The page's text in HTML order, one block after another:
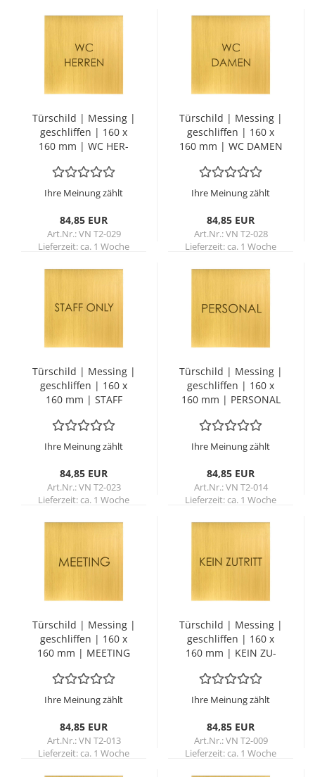
Tür­schild | Mes­sing |
ge­schlif­fen | 160 x
160 mm | WC HER­
Ihre Meinung zählt
84,85 EUR
Art.Nr.: VN T2-029
Lieferzeit:ca. 1 Woche
Tür­schild | Mes­sing |
ge­schlif­fen | 160 x
160 mm | WC DAMEN
Ihre Meinung zählt
84,85 EUR
Art.Nr.: VN T2-028
Lieferzeit:ca. 1 Woche
Tür­schild | Mes­sing |
ge­schlif­fen | 160 x
160 mm | STAFF
Ihre Meinung zählt
84,85 EUR
Art.Nr.: VN T2-023
Lieferzeit:ca. 1 Woche
Tür­schild | Mes­sing |
ge­schlif­fen | 160 x
160 mm | PER­SO­NAL
Ihre Meinung zählt
84,85 EUR
Art.Nr.: VN T2-014
Lieferzeit:ca. 1 Woche
Tür­schild | Mes­sing |
ge­schlif­fen | 160 x
160 mm | MEE­TING
Ihre Meinung zählt
84,85 EUR
Art.Nr.: VN T2-013
Lieferzeit:ca. 1 Woche
Tür­schild | Mes­sing |
ge­schlif­fen | 160 x
160 mm | KEIN ZU­
Ihre Meinung zählt
84,85 EUR
Art.Nr.: VN T2-009
Lieferzeit:ca. 1 Woche